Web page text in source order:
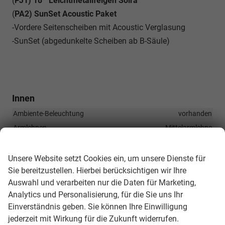
(PA2) SunSet Acoustic Paket
-Vordere Seitenscheiben mit Acoustic Verglasung
-SunSet (abgedunkelte Scheiben ab B-Säule)
Innen
Ambiente-Beleuchtung
vorhanden
Armlehnen
Mittelarmlehne
Durchlademöglichkeit
vorhanden
Fensterheber
elektrisch 4-fach
Innenraumfilter
vorhanden
Klimatisierung
3-Zonen-Klimaautomatik
Laderaumabdeckung
vorhanden
Unsere Website setzt Cookies ein, um unsere Dienste für
Sie bereitzustellen. Hierbei berücksichtigen wir Ihre
Auswahl und verarbeiten nur die Daten für Marketing,
Analytics und Personalisierung, für die Sie uns Ihr
Einverständnis geben. Sie können Ihre Einwilligung
jederzeit mit Wirkung für die Zukunft widerrufen.